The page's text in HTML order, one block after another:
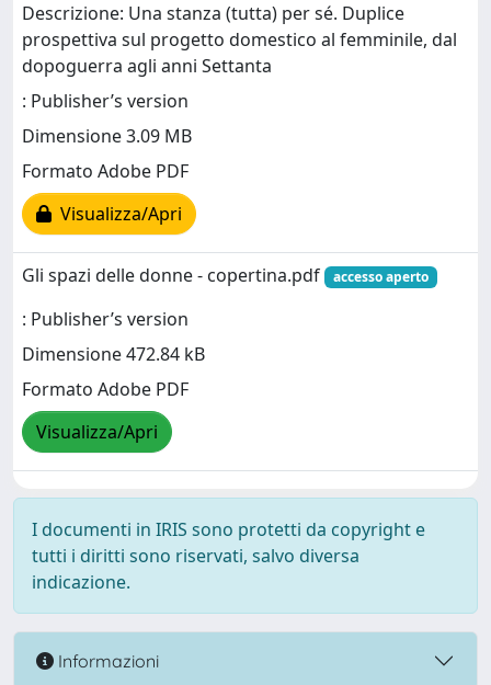
Descrizione: Una stanza (tutta) per sé. Duplice
prospettiva sul progetto domestico al femminile, dal
dopoguerra agli anni Settanta
: Publisher’s version
Dimensione 3.09 MB
Formato Adobe PDF
Visualizza/Apri
Gli spazi delle donne - copertina.pdf accesso aperto
: Publisher’s version
Dimensione 472.84 kB
Formato Adobe PDF
Visualizza/Apri
I documenti in IRIS sono protetti da copyright e
tutti i diritti sono riservati, salvo diversa
indicazione.
Informazioni